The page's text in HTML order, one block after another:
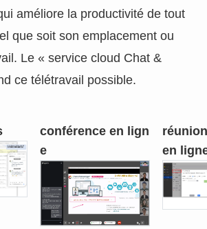
améliore la productivité de tout
que soit son emplacement ou
Le « service cloud Chat &
ce télétravail possible.
conférence en lign
e
en